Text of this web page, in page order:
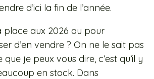
d’ici la fin de l’année.
place aux 2026 ou pour
d’en vendre ? On ne le sait pas
je peux vous dire, c’est qu’il y
en stock. Dans